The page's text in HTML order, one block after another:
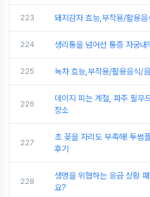
223 돼지감자 효능,부작용/활용
224 생리통을 넘어선 통증 자궁
225 녹차 효능,부작용/활용음식/
226
데이지 피는 계절, 파주 필무
장소
227
초 꽂을 자리도 부족해! 투썸
후기
228
생명을 위협하는 응급 상황
요?